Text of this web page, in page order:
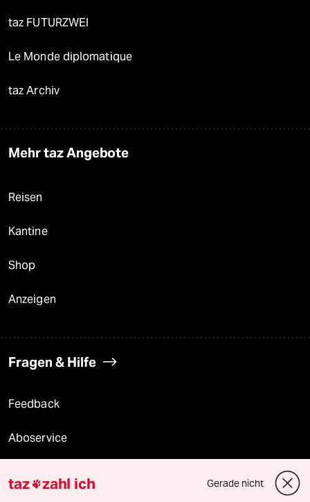
taz FUTURZWEI
Le Monde diplomatique
taz Archiv
Mehr taz Angebote
Reisen
Kantine
Shop
Anzeigen
Fragen & Hilfe
Feedback
Aboservice
taz zahl ich Gerade nicht